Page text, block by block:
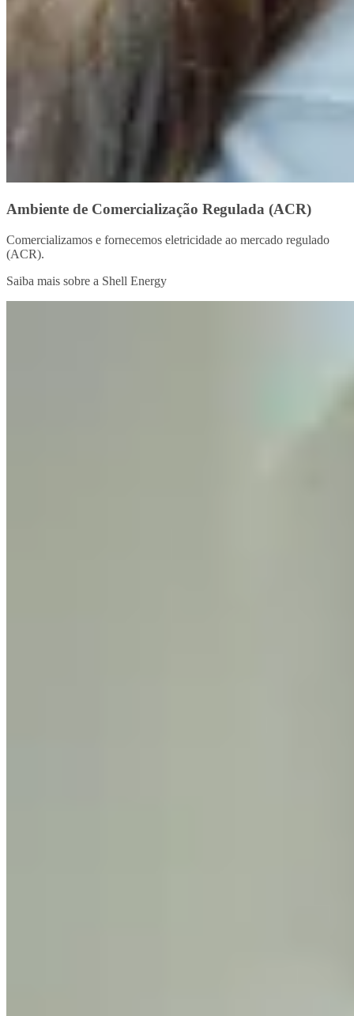
Ambiente de Comercialização Regulada (ACR)
Comercializamos e fornecemos eletricidade ao mercado regulado
(ACR).
Saiba mais sobre a Shell Energy